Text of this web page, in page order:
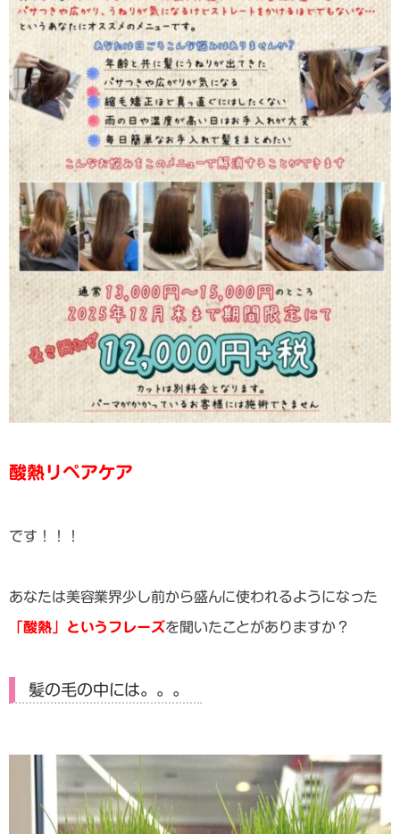
酸熱リペアケア
です！！！
あなたは美容業界少し前から盛んに使われるようになった
「酸熱」というフレーズを聞いたことがありますか？
髪の毛の中には。。。